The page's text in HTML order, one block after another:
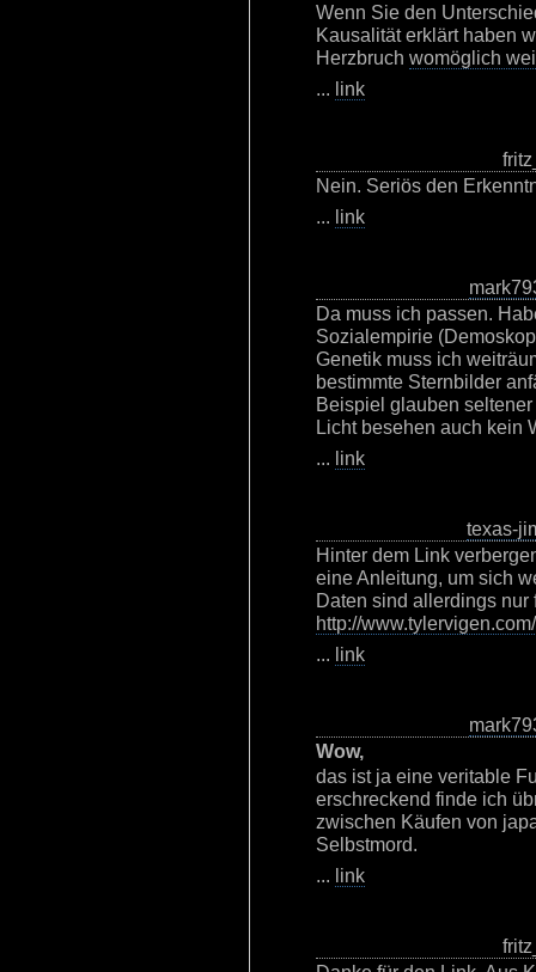
Wenn Sie den
Kausalität erklärt haben
Herzbruch womöglich
... link
Nein. Seriös den
... link
Da muss ich passen.
Sozialempirie
Genetik muss ich
bestimmte Sternbilder
Beispiel glauben
Licht besehen auch kein
... link
texas-
Hinter dem Link
eine Anleitung, um sich
Daten sind allerdings nur
http://
... link
Wow,
das ist ja eine veritable
erschreckend finde ich
zwischen Käufen von
Selbstmord.
... link